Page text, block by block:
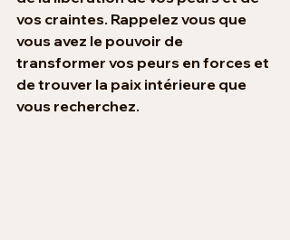
vos craintes. Rappelez vous que
vous avez le pouvoir de
transformer vos peurs en forces et
de trouver la paix intérieure que
vous recherchez.